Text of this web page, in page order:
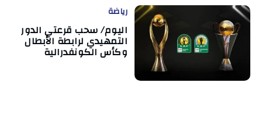
رياضة
اليوم/ سحب قرعتي الدور
التمهيدي لرابطة الأبطال
وكأس الكونفدرالية